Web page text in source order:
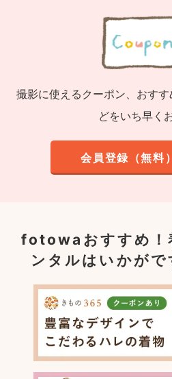
撮影に使えるクーポン、おす
どをいち早く
会員登録（無料
fotowaおすすめ！
ンタルはいかがで